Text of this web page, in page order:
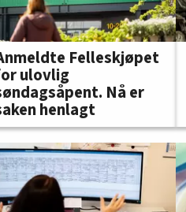
Felleskjøpet
ulovlig
Nå er
henlagt